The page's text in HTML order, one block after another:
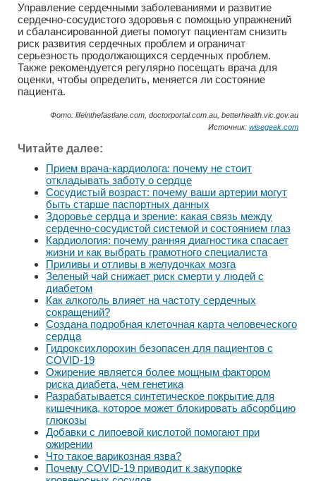
Управление сердечными заболеваниями и развитие
сердечно-сосудистого здоровья с помощью упражнений
и сбалансированной диеты помогут пациентам снизить
риск развития сердечных проблем и ограничат
серьезность продолжающихся сердечных проблем.
Также рекомендуется регулярно посещать врача для
оценки, чтобы определить, меняется ли состояние
пациента.
Фото: lifeinthefastlane.com, doctorportal.com.au, betterhealth.vic.gov.au
Источник: wisegeek.com
Читайте далее:
Прием врача-кардиолога: почему не стоит
откладывать заботу о сердце
Сосудистый возраст: почему ваши артерии могут
быть старше паспортных данных
Здоровье сердца и зрение: какая связь между
сердечно-сосудистой системой и состоянием глаз
Кардиология: почему ранняя диагностика спасает
жизни и как выбрать грамотного специалиста
Приливы и отливы в желудочках мозга
Зеленый чай снижает риск смерти у людей с
диабетом
Как алкоголь влияет на частоту сердечных
сокращений?
Создана подробная клеточная карта человеческого
сердца
Гидроксихлорохин безопасен для пациентов с
COVID-19
Ожирение является более мощным фактором
риска диабета, чем генетика
Разрабатывается синтетическое покрытие для
кишечника, которое может блокировать абсорбцию
глюкозы
Добавки с липоевой кислотой помогают при
ожирении
Что такое варикозная язва?
Почему COVID-19 приводит к закупорке